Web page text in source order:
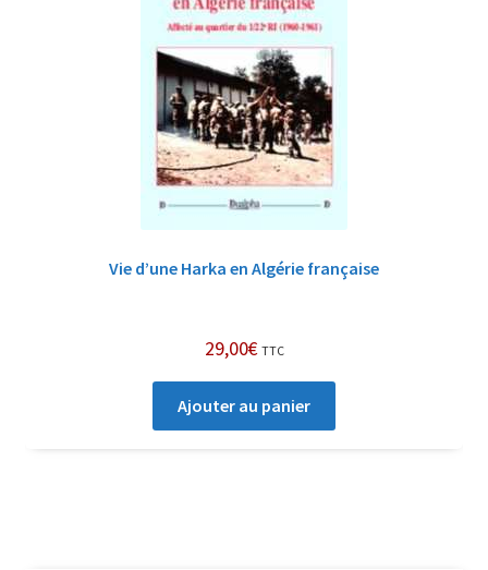
Vie d’une Harka en Algérie française
29,00€ TTC
Ajouter au panier